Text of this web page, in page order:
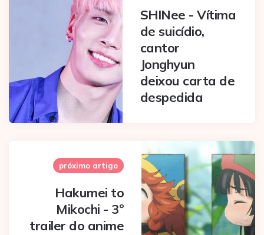
SHINee - Vítima
de suicídio,
cantor
Jonghyun
deixou carta de
despedida
próximo artigo
Hakumei to
Mikochi - 3º
trailer do anime